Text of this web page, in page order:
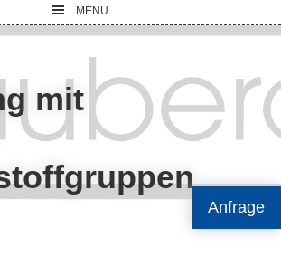
Anfrage
MENU
mit